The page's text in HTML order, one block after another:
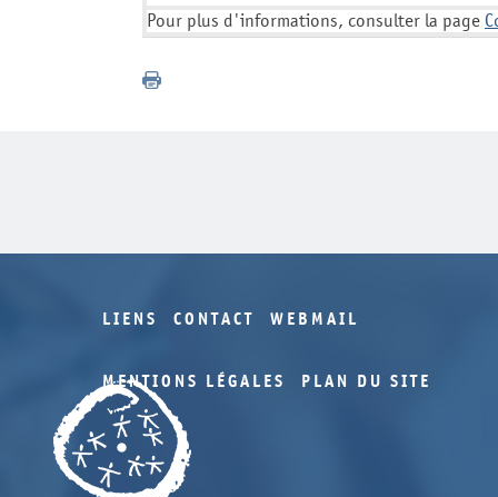
Pour plus d'informations, consulter la page
LIENS CONTACT WEBMAIL
MENTIONS LÉGALES PLAN DU SITE